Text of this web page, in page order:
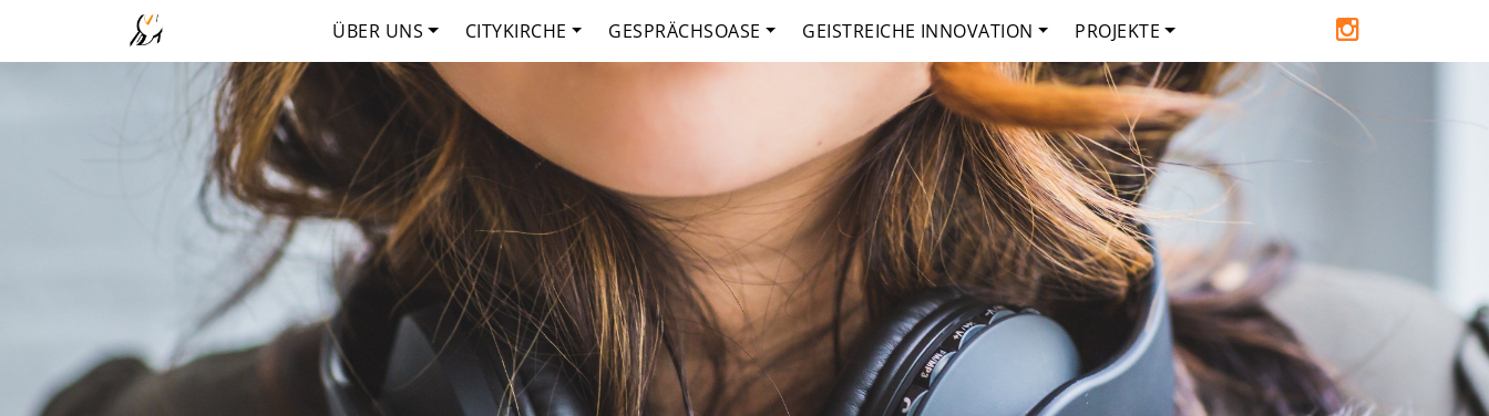
ÜBER UNS CITYKIRCHE GESPRÄCHSOASE GEISTREICHE INNOVATION PROJEKTE